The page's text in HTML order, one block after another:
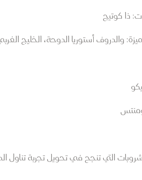
ذا كوتيج
والدروف أستوريا الدوحة، الخليج
التي تنجح في تحويل تجربة تناول